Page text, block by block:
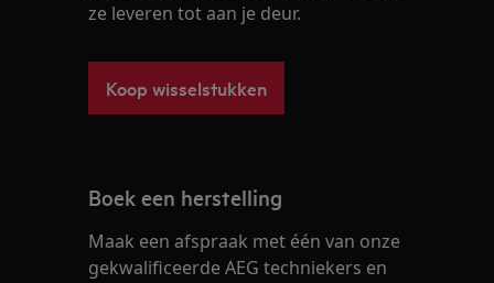
ze leveren tot aan je deur.
Koop wisselstukken
Boek een herstelling
Maak een afspraak met één van onze
gekwalificeerde AEG techniekers en